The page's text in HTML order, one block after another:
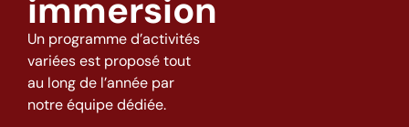
immersion
Un programme d’activités
variées est proposé tout
au long de l’année par
notre équipe dédiée.